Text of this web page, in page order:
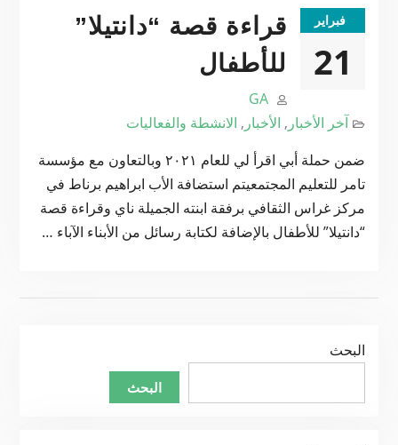
فبراير
21
قراءة قصة “دانتيلا”
للأطفال
GA
آخر الأخبار , الأخبار , الانشطة والفعاليات
ضمن حملة أبي اقرأ لي للعام ٢٠٢١ وبالتعاون مع مؤسسة
تامر للتعليم المجتمعيتم استضافة الأب ابراهيم برناط في
مركز غراس الثقافي برفقة ابنته الجميلة ناي وقراءة قصة
“دانتيلا” للأطفال بالإضافة لكتابة رسائل من الأبناء الآباء …
البحث
البحث